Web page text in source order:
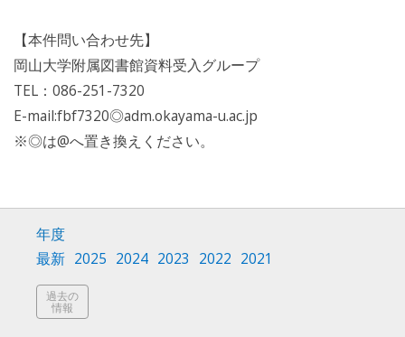
【本件問い合わせ先】
岡山大学附属図書館資料受入グループ
TEL：086-251-7320
E-mail:fbf7320◎adm.okayama-u.ac.jp
※◎は@へ置き換えください。
年度
最新 2025 2024 2023 2022 2021
過去の
情報